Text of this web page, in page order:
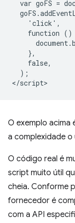
var goFS =
    'click',
function ()
    },
    false,
  );
O exemplo acima
a complexidade
O código real é
script muito útil
cheia. Conforme
fornecedor é
com a API